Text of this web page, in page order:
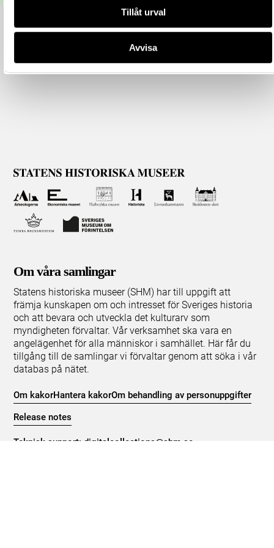
Tillåt urval
Avvisa
Om våra samlingar
Statens historiska museer (SHM) har till uppgift att
främja kunskapen om och intresset för Sveriges historia
och att bevara och utveckla det kulturarv som
myndigheten förvaltar. Vår verksamhet ska vara en
angelägenhet för alla människor i samhället. Här får du
tillgång till de samlingar vi förvaltar genom att söka i vår
databas på nätet.
Om kakorHantera kakorOm behandling av personuppgifter
Release notes
Teknisk support: digitalcollections@shm.se